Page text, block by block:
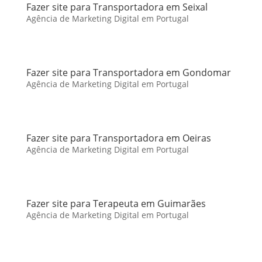
Fazer site para Transportadora em Seixal
Agência de Marketing Digital em Portugal
Fazer site para Transportadora em Gondomar
Agência de Marketing Digital em Portugal
Fazer site para Transportadora em Oeiras
Agência de Marketing Digital em Portugal
Fazer site para Terapeuta em Guimarães
Agência de Marketing Digital em Portugal